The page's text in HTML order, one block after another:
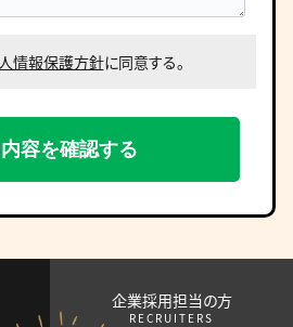
情報保護方針に同意する。
企業採用担当の方
RECRUITERS